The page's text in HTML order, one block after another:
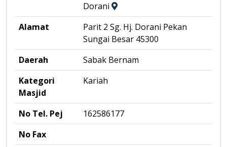
Dorani
Alamat
Parit 2 Sg. Hj. Dorani Pekan
Sungai Besar 45300
Daerah
Sabak Bernam
Kategori
Masjid
Kariah
No Tel. Pej
162586177
No Fax